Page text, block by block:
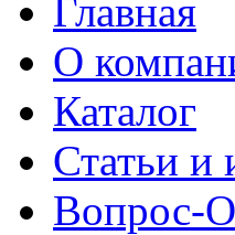
Главная
О
Каталог
Статьи и
Вопрос-